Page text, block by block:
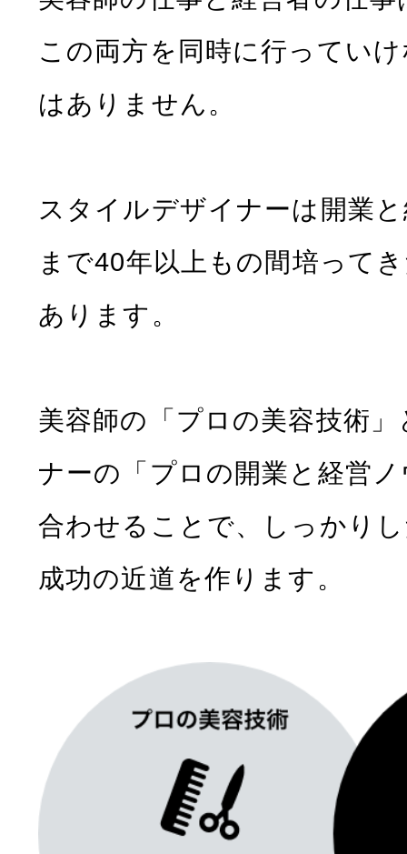
この両方を同時に行ってい
はありません。
スタイルデザイナーは開業
まで40年以上もの間培って
あります。
美容師の「プロの美容技術
ナーの「プロの開業と経営
合わせることで、しっかり
成功の近道を作ります。